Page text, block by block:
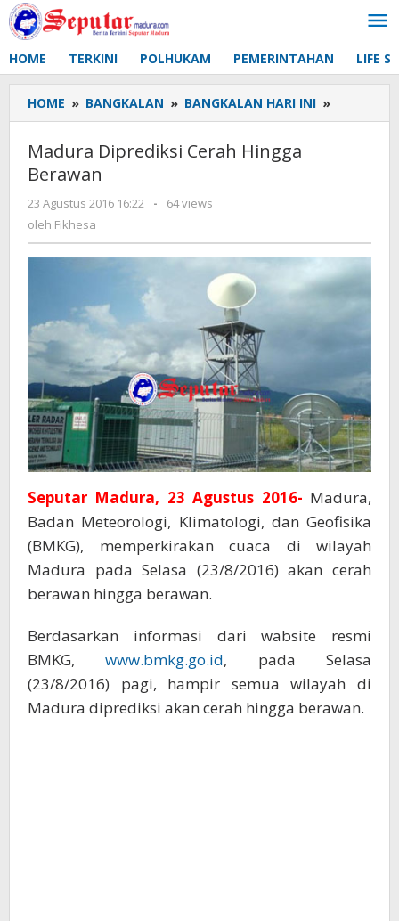
Lewati
ke
HOME TERKINI POLHUKAM PEMERINTAHAN LIFE
HOME » BANGKALAN » BANGKALAN HARI INI »
Diprediksi
Madura Diprediksi Cerah Hingga
Berawan
23 Agustus 2016 16:22
oleh
-
64 views
oleh Fikhesa
Seputar Madura, 23 Agustus 2016- Madura,
Badan Meteorologi, Klimatologi, dan Geofisika
(BMKG), memperkirakan cuaca di wilayah
Madura pada Selasa (23/8/2016) akan cerah
berawan hingga berawan.
Berdasarkan informasi dari wabsite resmi
BMKG,www.bmkg.go.id, pada Selasa
(23/8/2016) pagi, hampir semua wilayah di
Madura diprediksi akan cerah hingga berawan.